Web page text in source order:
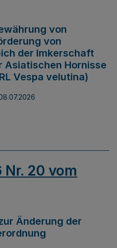
von
von
der Imkerschaft
Asiatischen Hornisse
Vespa velutina)
Nr. 20 vom
Änderung der